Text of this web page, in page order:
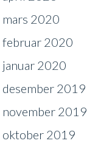
mars 2020
februar 2020
januar 2020
desember 2019
november 2019
oktober 2019